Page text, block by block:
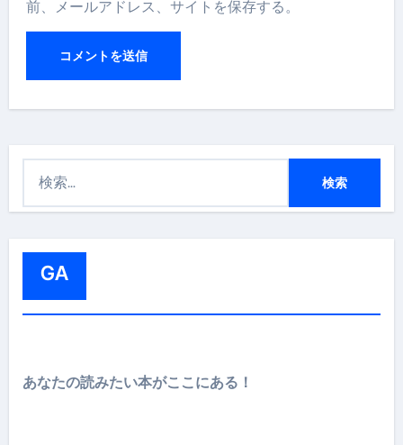
前、メールアドレス、サイトを保存する。
GA
あなたの読みたい本がここにある！